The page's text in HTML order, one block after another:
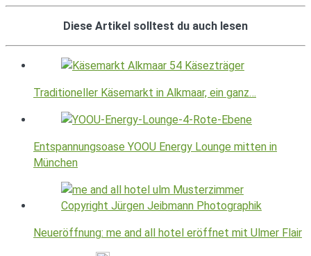
Diese Artikel solltest du auch lesen
Traditioneller Käsemarkt in Alkmaar, ein ganz…
Entspannungsoase YOOU Energy Lounge mitten in
München
Neueröffnung: me and all hotel eröffnet mit Ulmer Flair